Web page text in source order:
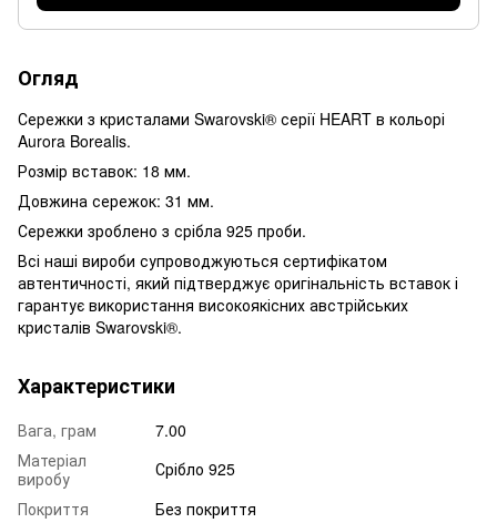
Огляд
Сережки з кристалами Swarovski® серії HEART в кольорі
Aurora Borealis.
Розмір вставок: 18 мм.
Довжина сережок: 31 мм.
Сережки зроблено з срібла 925 проби.
Всі наші вироби супроводжуються сертифікатом
автентичності, який підтверджує оригінальність вставок і
гарантує використання високоякісних австрійських
кристалів Swarovski®.
Характеристики
Вага, грам
7.00
Матеріал
виробу
Срібло 925
Покриття
Без покриття